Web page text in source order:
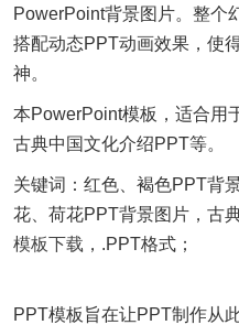
PowerPoint背景图片。整个
搭配动态PPT动画效果，使
神。
本PowerPoint模板，适合用
古典中国文化介绍PPT等。
关键词：红色、褐色PPT背景
花、荷花PPT背景图片，古
模板下载 ，.PPT格式；
PPT模板旨在让PPT制作从